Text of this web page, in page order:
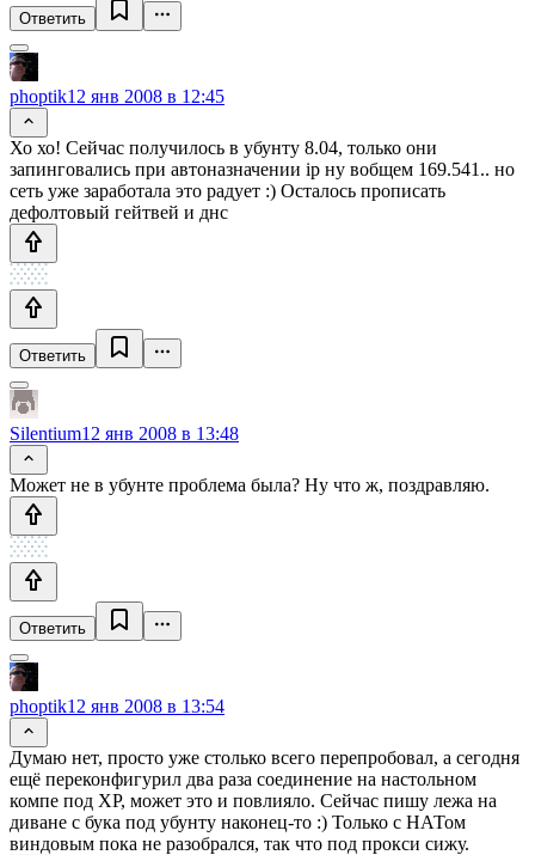
Ответить
phoptik12 янв 2008 в 12:45
Хо хо! Сейчас получилось в убунту 8.04, только они
запинговались при автоназначении ip ну вобщем 169.541.. но
сеть уже заработала это радует :) Осталось прописать
дефолтовый гейтвей и днс
Ответить
Silentium12 янв 2008 в 13:48
Может не в убунте проблема была? Ну что ж, поздравляю.
Ответить
phoptik12 янв 2008 в 13:54
Думаю нет, просто уже столько всего перепробовал, а сегодня
ещё переконфигурил два раза соединение на настольном
компе под ХР, может это и повлияло. Сейчас пишу лежа на
диване с бука под убунту наконец-то :) Только с НАТом
виндовым пока не разобрался, так что под прокси сижу.